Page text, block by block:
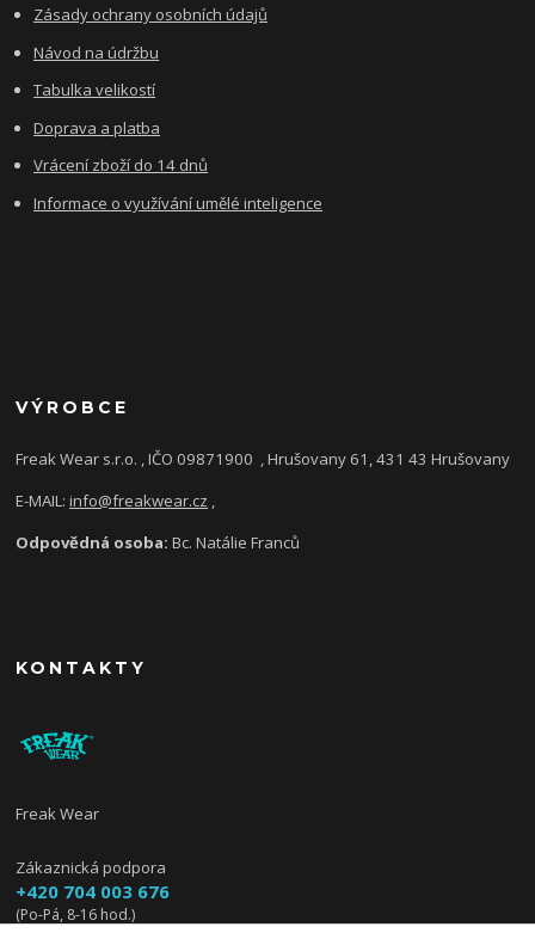
Zásady ochrany osobních údajů
Návod na údržbu
Tabulka velikostí
Doprava a platba
Vrácení zboží do 14 dnů
Informace o využívání umělé inteligence
VÝROBCE
Freak Wear s.r.o. , IČO 09871900 , Hrušovany 61, 431 43 Hrušovany
E-MAIL:info@freakwear.cz ,
Odpovědná osoba:Bc. Natálie Franců
KONTAKTY
Freak Wear
Zákaznická podpora
+420 704 003 676
(Po-Pá, 8-16 hod.)